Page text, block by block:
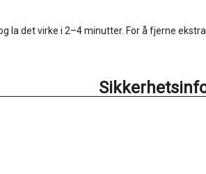
la det virke i 2–4 minutter. For å fjerne